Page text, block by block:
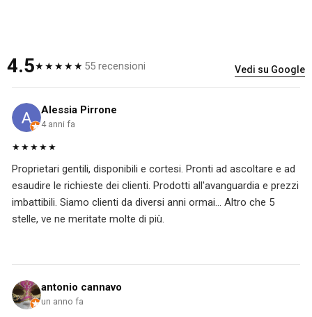
4.5★★★★★ 55 recensioni Vedi su Google
Alessia Pirrone
4 anni fa
★★★★★
Proprietari gentili, disponibili e cortesi. Pronti ad ascoltare e ad
esaudire le richieste dei clienti. Prodotti all'avanguardia e prezzi
imbattibili. Siamo clienti da diversi anni ormai... Altro che 5
stelle, ve ne meritate molte di più.
antonio cannavo
un anno fa